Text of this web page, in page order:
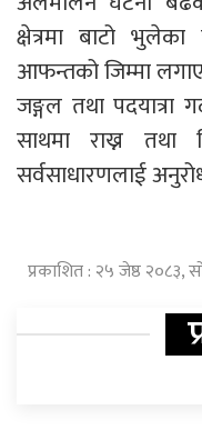
क्षेत्रमा बाटो
आफन्तको जिम्मा
जङ्गल तथा पदयात्रा
साथमा राख्न तथा
सर्वसाधारणलाई
प्रकाशित : २५ जेष्ठ २०८३,